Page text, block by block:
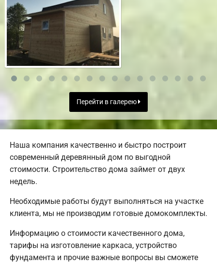
Перейти в галерею
Наша компания качественно и быстро построит
современный деревянный дом по выгодной
стоимости. Строительство дома займет от двух
недель.
Необходимые работы будут выполняться на участке
клиента, мы не производим готовые домокомплекты.
Информацию о стоимости качественного дома,
тарифы на изготовление каркаса, устройство
фундамента и прочие важные вопросы вы сможете